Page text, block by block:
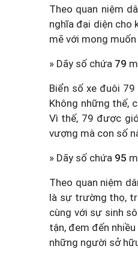
Theo quan niệm
nghĩa đại diện cho
mẽ với mong
» Dãy số chứa 79
Biển số xe đuôi
Không những thế,
Vì thế, 79 được
vượng mà con số
» Dãy số chứa 95
Theo quan niệm
là sự trường thọ,
cùng với sự sinh
tận, đem đến
những người sở